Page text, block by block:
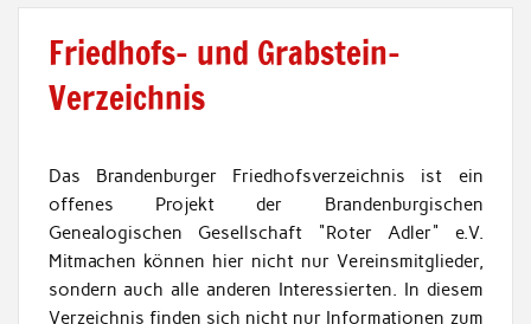
Friedhofs- und Grabstein-
Verzeichnis
Das Brandenburger Friedhofsverzeichnis ist ein
offenes Projekt der Brandenburgischen
Genealogischen Gesellschaft "Roter Adler" e.V.
Mitmachen können hier nicht nur Vereinsmitglieder,
sondern auch alle anderen Interessierten. In diesem
Verzeichnis finden sich nicht nur Informationen zum